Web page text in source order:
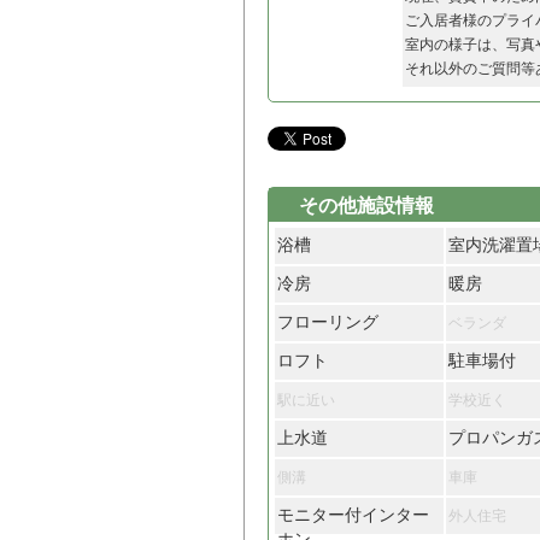
ご入居者様のプラ
室内の様子は、写
それ以外のご質問
その他施設情報
浴槽 室内洗濯置
冷房 暖房
フローリング ベランダ
ロフト 駐車場付
駅に近い 学校近く
上水道 プロパンガ
側溝 車庫
モニター付インター
外人住宅